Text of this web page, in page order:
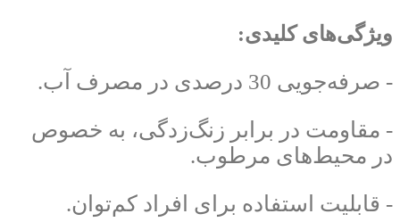
ویژگی‌های کلیدی:
- صرفه‌جویی 30 درصدی در مصرف آب.
- مقاومت در برابر زنگ‌زدگی، به خصوص
در محیط‌های مرطوب.
- قابلیت استفاده برای افراد کم‌توان.